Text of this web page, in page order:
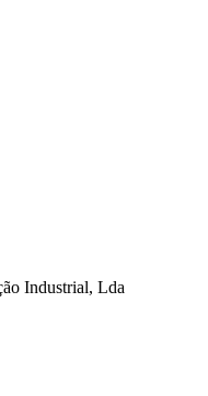
Industrial, Lda